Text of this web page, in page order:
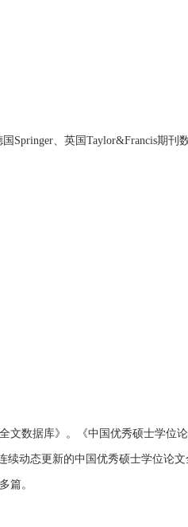
Springer、英国Taylor&Francis期刊
文数据库》。《中国优秀硕士学位
续动态更新的中国优秀硕士学位论文
篇。